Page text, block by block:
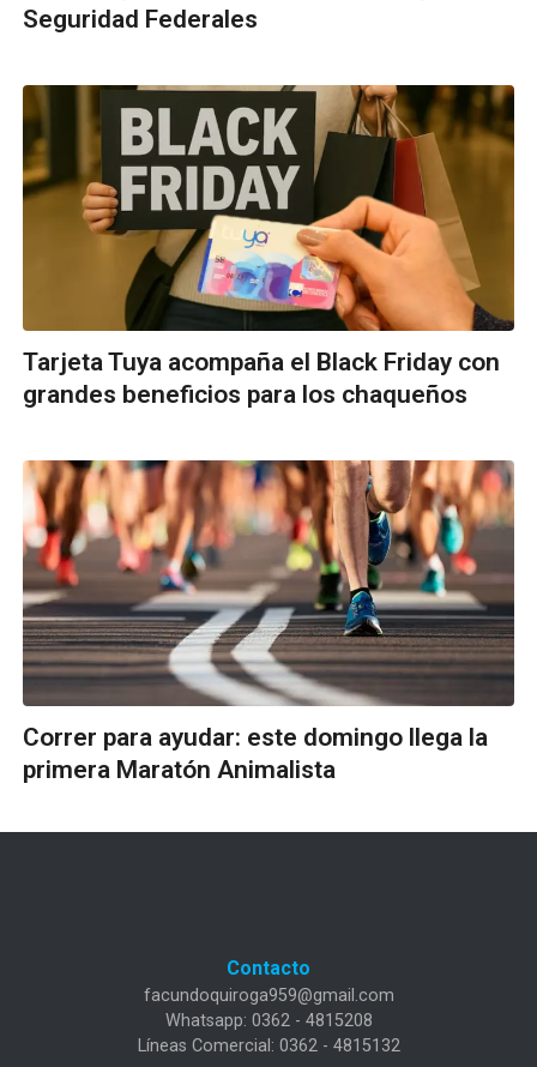
Seguridad Federales
Tarjeta Tuya acompaña el Black Friday con
grandes beneficios para los chaqueños
Correr para ayudar: este domingo llega la
primera Maratón Animalista
Contacto
facundoquiroga959@gmail.com
Whatsapp: 0362 - 4815208
Líneas Comercial: 0362 - 4815132